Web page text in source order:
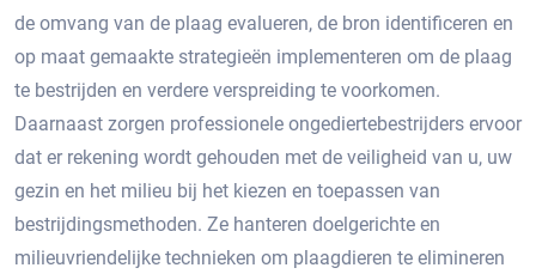
de omvang van de plaag evalueren, de bron identificeren en
op maat gemaakte strategieën implementeren om de plaag
te bestrijden en verdere verspreiding te voorkomen.
Daarnaast zorgen professionele ongediertebestrijders ervoor
dat er rekening wordt gehouden met de veiligheid van u, uw
gezin en het milieu bij het kiezen en toepassen van
bestrijdingsmethoden.​ Ze hanteren doelgerichte en
milieuvriendelijke technieken om plaagdieren te elimineren